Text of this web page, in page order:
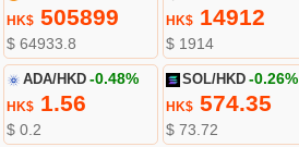
HK$505899
$ 64933.8
HK$ 14912
$ 1914
ADA/HKD -0.48%
HK$1.56
$ 0.2
SOL/HKD -0.26%
HK$ 574.35
$ 73.72